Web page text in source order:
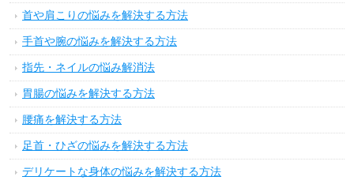
首や肩こりの悩みを解決する方法
手首や腕の悩みを解決する方法
指先・ネイルの悩み解消法
胃腸の悩みを解決する方法
腰痛を解決する方法
足首・ひざの悩みを解決する方法
デリケートな身体の悩みを解決する方法